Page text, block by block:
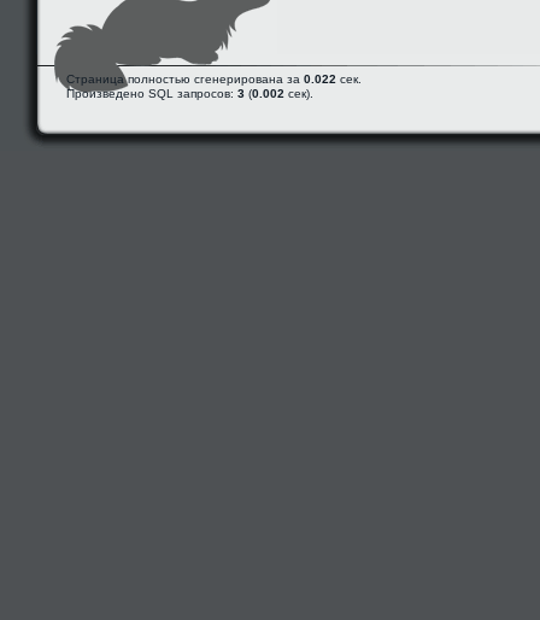
Страница полностью сгенерирована за 0.022 сек.
Произведено SQL запросов: 3 (0.002 сек).